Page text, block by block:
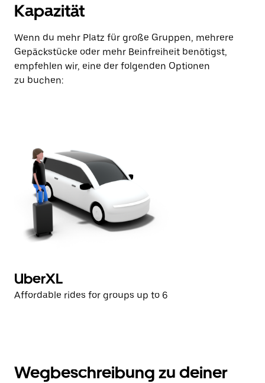
Kapazität
Wenn du mehr Platz für große Gruppen, mehrere
Gepäckstücke oder mehr Beinfreiheit benötigst,
empfehlen wir, eine der folgenden Optionen
zu buchen:
UberXL
Affordable rides for groups up to 6
Wegbeschreibung zu deiner